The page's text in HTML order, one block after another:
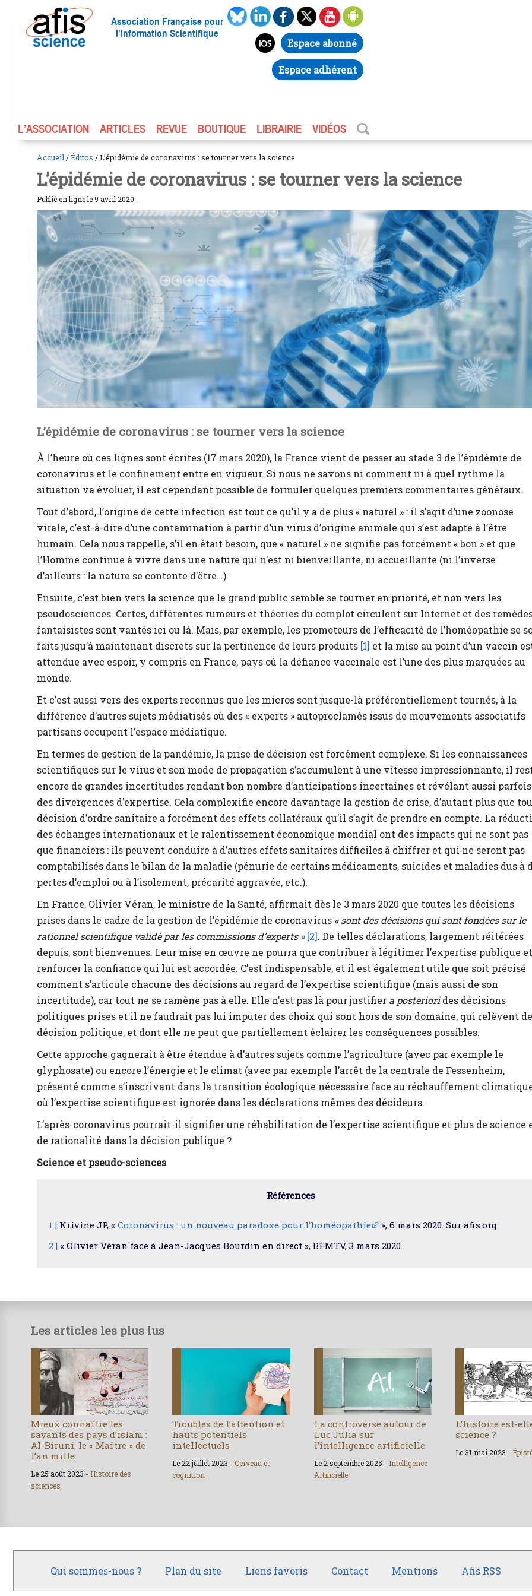
Association Française pour
l’Information Scientifique
Espace abonné
Espace adhérent
L’ASSOCIATION ARTICLES REVUE BOUTIQUE LIBRAIRIE VIDÉOS
Accueil /Éditos / L’épidémie de coronavirus : se tourner vers la science
L’épidémie de coronavirus : se tourner vers la science
Publié en ligne le 9 avril 2020 -
L’épidémie de coronavirus : se tourner vers la science
À l’heure où ces lignes sont écrites (17 mars 2020), la France vient de passer au stade 3 de l’épidémie de
coronavirus et le confinement entre en vigueur. Si nous ne savons ni comment ni à quel rythme la
situation va évoluer, il est cependant possible de formuler quelques premiers commentaires généraux.
Tout d’abord, l’origine de cette infection est tout ce qu’il y a de plus « naturel » : il s’agit d’une zoonose
virale, c’est-à-dire d’une contamination à partir d’un virus d’origine animale qui s’est adapté à l’être
humain. Cela nous rappelle, s’il en était besoin, que « naturel » ne signifie pas forcément « bon » et que
l’Homme continue à vivre dans une nature qui n’est ni bienveillante, ni accueillante (ni l’inverse
d’ailleurs : la nature se contente d’être…).
Ensuite, c’est bien vers la science que le grand public semble se tourner en priorité, et non vers les
pseudosciences. Certes, différentes rumeurs et théories du complot circulent sur Internet et des
fantaisistes sont vantés ici ou là. Mais, par exemple, les promoteurs de l’efficacité de l’homéopathie se
faits jusqu’à maintenant discrets sur la pertinence de leurs produits [1] et la mise au point d’un vaccin
attendue avec espoir, y compris en France, pays où la défiance vaccinale est l’une des plus marquées au
monde.
Et c’est aussi vers des experts reconnus que les micros sont jusque-là préférentiellement tournés, à la
différence d’autres sujets médiatisés où des « experts » autoproclamés issus de mouvements associatifs
partisans occupent l’espace médiatique.
En termes de gestion de la pandémie, la prise de décision est forcément complexe. Si les connaissances
scientifiques sur le virus et son mode de propagation s’accumulent à une vitesse impressionnante, il
encore de grandes incertitudes rendant bon nombre d’anticipations incertaines et révélant aussi parfois
des divergences d’expertise. Cela complexifie encore davantage la gestion de crise, d’autant plus que
décision d’ordre sanitaire a forcément des effets collatéraux qu’il s’agit de prendre en compte. La
des échanges internationaux et le ralentissement économique mondial ont des impacts qui ne sont pas
que financiers : ils peuvent conduire à d’autres effets sanitaires difficiles à chiffrer et qui ne seront pas
comptabilisés dans le bilan de la maladie (pénurie de certains médicaments, suicides et maladies dus à
pertes d’emploi ou à l’isolement, précarité aggravée, etc.).
En France, Olivier Véran, le ministre de la Santé, affirmait dès le 3 mars 2020 que toutes les décisions
prises dans le cadre de la gestion de l’épidémie de coronavirus « sont des décisions qui sont fondées sur le
rationnel scientifique validé par les commissions d’experts » [2]. De telles déclarations, largement réitérées
depuis, sont bienvenues. Leur mise en œuvre ne pourra que contribuer à légitimer l’expertise publique
renforcer la confiance qui lui est accordée. C’est indispensable, et il est également utile que soit précisé
comment s’articule chacune des décisions au regard de l’expertise scientifique (mais aussi de son
incertitude), car tout ne se ramène pas à elle. Elle n’est pas là pour justifier a posteriorides décisions
politiques prises et il ne faudrait pas lui imputer des choix qui sont hors de son domaine, qui relèvent
décision politique, et dont elle ne peut que partiellement éclairer les conséquences possibles.
Cette approche gagnerait à être étendue à d’autres sujets comme l’agriculture (avec par exemple le
glyphosate) ou encore l’énergie et le climat (avec par exemple l’arrêt de la centrale de Fessenheim,
présenté comme s’inscrivant dans la transition écologique nécessaire face au réchauffement
où l’expertise scientifique est ignorée dans les déclarations mêmes des décideurs.
L’après-coronavirus pourrait-il signifier une réhabilitation de l’expertise scientifique et plus de science
de rationalité dans la décision publique ?
Science et pseudo-sciences
Références
1 | Krivine JP, « Coronavirus : un nouveau paradoxe pour l’homéopathie
», 6 mars 2020. Sur afis.org
2 | « Olivier Véran face à Jean-Jacques Bourdin en direct », BFMTV, 3 mars 2020.
Les articles les plus lus
Mieux connaître les
savants des pays d’islam :
Al-Biruni, le « Maître » de
l’an mille
Le 25 août 2023 - Histoire des
sciences
Troubles de l’attention et
hauts potentiels
intellectuels
Le 22 juillet 2023 -Cerveau et
cognition
La controverse autour de
Luc Julia sur
l’intelligence artificielle
Le 2 septembre 2025 - Intelligence
Artificielle
L’histoire est-
science ?
Le 31 mai 2023 -
Qui sommes-nous ? Plan du site Liens favoris Contact Mentions Afis RSS